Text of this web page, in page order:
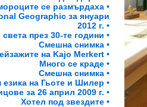
се размърдаха •
Geographic за януари
2012 г. •
през 30-те години •
Смешна снимка •
на Kajo Merkert •
Много се краде •
Смешна снимка •
езика на Гьоте и Шилер •
за 26 април 2009 г. •
Хотел под звездите •